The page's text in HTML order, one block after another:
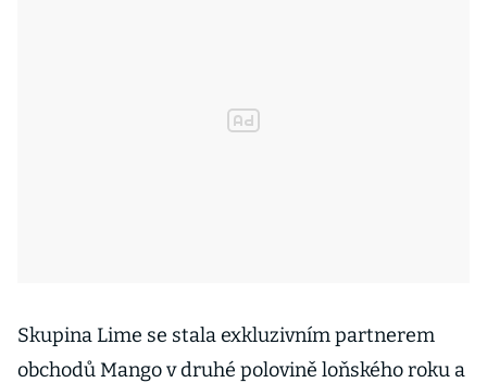
Skupina Lime se stala exkluzivním partnerem
obchodů Mango v druhé polovině loňského roku a